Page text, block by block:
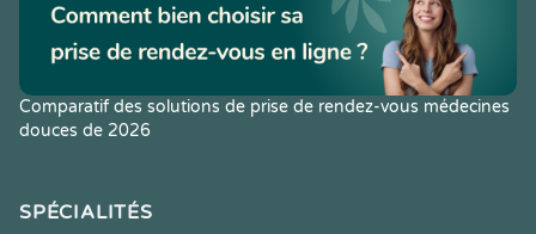
Comparatif des solutions de prise de rendez-vous médecines
douces de 2026
SPÉCIALITÉS